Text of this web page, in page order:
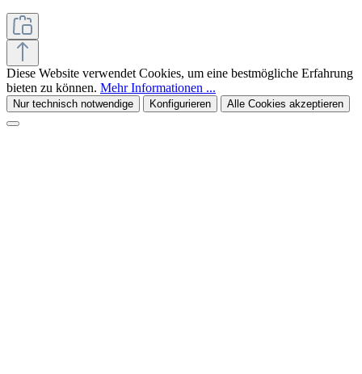
Diese Website verwendet Cookies, um eine bestmögliche Erfahrung
bieten zu können. Mehr Informationen ...
Nur technisch notwendige Konfigurieren Alle Cookies akzeptieren